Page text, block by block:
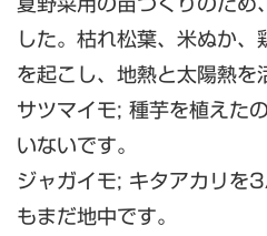
した。枯れ松葉、米ぬか、
を起こし、地熱と太陽熱を
サツマイモ; 種芋を植えた
いないです。
ジャガイモ; キタアカリを
もまだ地中です。